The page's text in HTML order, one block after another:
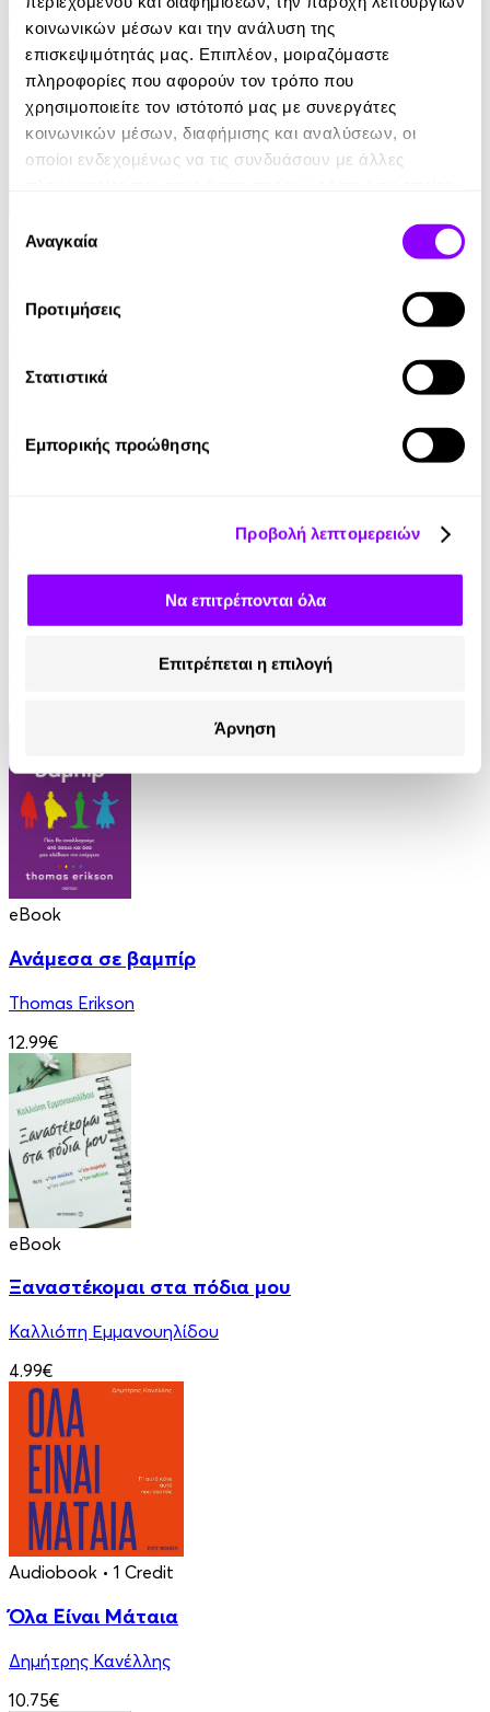
κοινωνικών μέσων και την ανάλυση της
επισκεψιμότητάς μας. Επιπλέον, μοιραζόμαστε
πληροφορίες που αφορούν τον τρόπο που
χρησιμοποιείτε τον ιστότοπό μας με συνεργάτες
κοινωνικών μέσων, διαφήμισης και αναλύσεων, οι
οποίοι ενδεχομένως να τις συνδυάσουν με άλλες
των υπηρεσιών τους.
συγκατάθεσης
Αναγκαία
Προτιμήσεις
Στατιστικά
Εμπορικής προώθησης
Προβολή λεπτομερειών
Να επιτρέπονται όλα
Επιτρέπεται η επιλογή
Άρνηση
14.90€
eBook
Theresa Cheung
Τα μυστικά του μοναχού που πούλησε τη Ferrari
του
eBook
Ανάμεσα σε βαμπίρ
Thomas Erikson
12.99€
eBook
Ξαναστέκομαι στα πόδια μου
Καλλιόπη Εμμανουηλίδου
4.99€
Audiobook • 1 Credit
Όλα Είναι Μάταια
Δημήτρης Κανέλλης
10.75€